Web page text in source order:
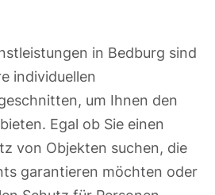
in Bedburg sind
individuellen
um Ihnen den
Egal ob Sie einen
von Objekten suchen, die
garantieren möchten oder